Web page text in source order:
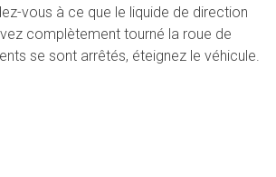
vous à ce que le liquide de direction
complètement tourné la roue de
se sont arrêtés, éteignez le véhicule.